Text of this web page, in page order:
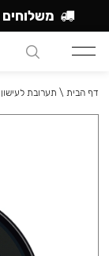
דף הבית \ תערובת לעישון
משלוחים